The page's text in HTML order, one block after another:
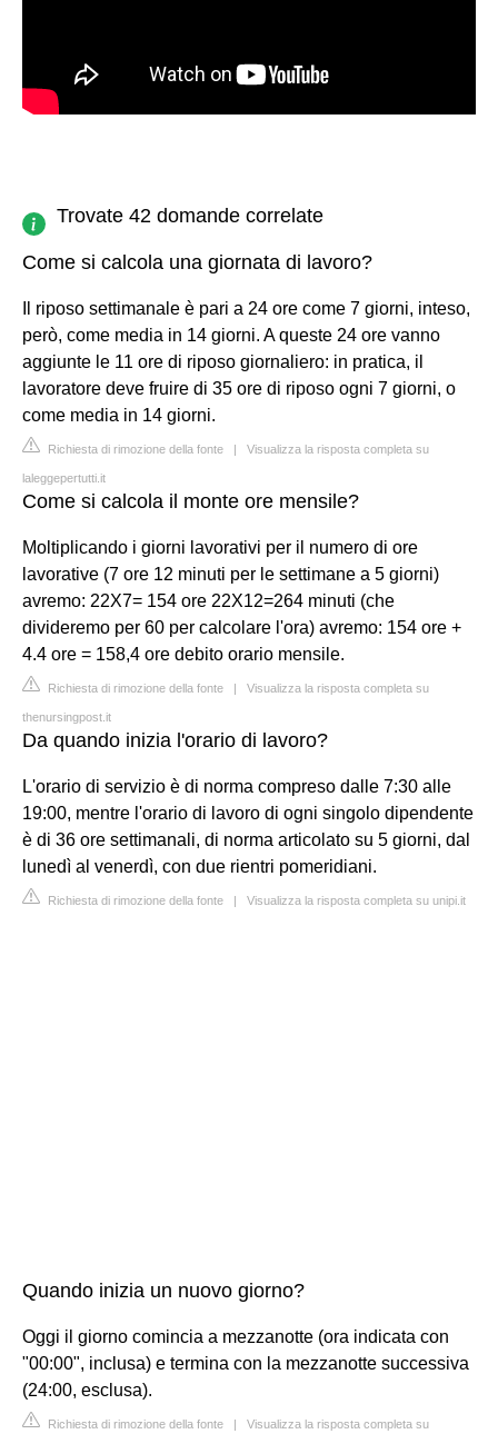
Trovate 42 domande correlate
Come si calcola una giornata di lavoro?
Il riposo settimanale è pari a 24 ore come 7 giorni, inteso,
però, come media in 14 giorni. A queste 24 ore vanno
aggiunte le 11 ore di riposo giornaliero: in pratica, il
lavoratore deve fruire di 35 ore di riposo ogni 7 giorni, o
come media in 14 giorni.
Richiesta di rimozione della fonte | Visualizza la risposta completa su
laleggepertutti.it
Come si calcola il monte ore mensile?
Moltiplicando i giorni lavorativi per il numero di ore
lavorative (7 ore 12 minuti per le settimane a 5 giorni)
avremo: 22X7= 154 ore 22X12=264 minuti (che
divideremo per 60 per calcolare l'ora) avremo: 154 ore +
4.4 ore = 158,4 ore debito orario mensile.
Richiesta di rimozione della fonte | Visualizza la risposta completa su
thenursingpost.it
Da quando inizia l'orario di lavoro?
L'orario di servizio è di norma compreso dalle 7:30 alle
19:00, mentre l'orario di lavoro di ogni singolo dipendente
è di 36 ore settimanali, di norma articolato su 5 giorni, dal
lunedì al venerdì, con due rientri pomeridiani.
Richiesta di rimozione della fonte | Visualizza la risposta completa su unipi.it
Quando inizia un nuovo giorno?
Oggi il giorno comincia a mezzanotte (ora indicata con
"00:00", inclusa) e termina con la mezzanotte successiva
(24:00, esclusa).
Richiesta di rimozione della fonte | Visualizza la risposta completa su